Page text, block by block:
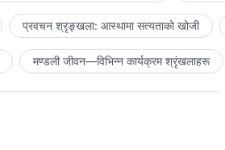
प्रवचन श्रृङ्खला: आस्थामा सत्यताको खोजी
मण्डली जीवन—विभिन्‍न कार्यक्रम श्रृंखलाहरू